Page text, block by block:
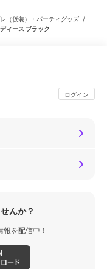
（仮装）・パーティグッズ /
ィース ブラック
ログイン
んか？
を配信中！